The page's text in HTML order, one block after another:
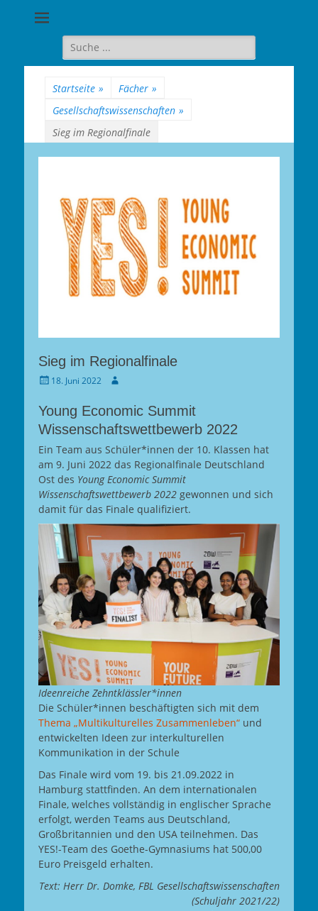
Berlin-
Suche
für:
Startseite » Fächer »
Gesellschaftswissenschaften »
Sieg im Regionalfinale
Sieg im Regionalfinale
Gepostet
18. Juni 2022 Autor
Young Economic Summit
Wissenschaftswettbewerb 2022
Ein Team aus Schüler*innen der 10. Klassen hat
am 9. Juni 2022 das Regionalfinale Deutschland
Ost des Young Economic Summit
Wissenschaftswettbewerb 2022 gewonnen und sich
damit für das Finale qualifiziert.
Ideenreiche Zehntklässler*innen
Die Schüler*innen beschäftigten sich mit dem
Thema „Multikulturelles Zusammenleben“ und
entwickelten Ideen zur interkulturellen
Kommunikation in der Schule
Das Finale wird vom 19. bis 21.09.2022 in
Hamburg stattfinden. An dem internationalen
Finale, welches vollständig in englischer Sprache
erfolgt, werden Teams aus Deutschland,
Großbritannien und den USA teilnehmen. Das
YES!-Team des Goethe-Gymnasiums hat 500,00
Euro Preisgeld erhalten.
Text: Herr Dr. Domke, FBL Gesellschaftswissenschaften
(Schuljahr 2021/22)